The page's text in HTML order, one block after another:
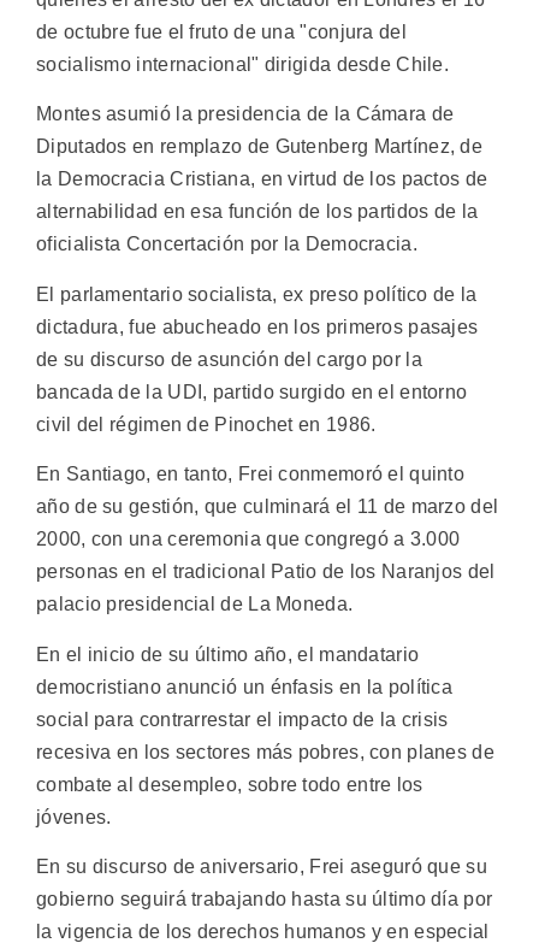
de octubre fue el fruto de una "conjura del
socialismo internacional" dirigida desde Chile.
Montes asumió la presidencia de la Cámara de
Diputados en remplazo de Gutenberg Martínez, de
la Democracia Cristiana, en virtud de los pactos de
alternabilidad en esa función de los partidos de la
oficialista Concertación por la Democracia.
El parlamentario socialista, ex preso político de la
dictadura, fue abucheado en los primeros pasajes
de su discurso de asunción del cargo por la
bancada de la UDI, partido surgido en el entorno
civil del régimen de Pinochet en 1986.
En Santiago, en tanto, Frei conmemoró el quinto
año de su gestión, que culminará el 11 de marzo del
2000, con una ceremonia que congregó a 3.000
personas en el tradicional Patio de los Naranjos del
palacio presidencial de La Moneda.
En el inicio de su último año, el mandatario
democristiano anunció un énfasis en la política
social para contrarrestar el impacto de la crisis
recesiva en los sectores más pobres, con planes de
combate al desempleo, sobre todo entre los
jóvenes.
En su discurso de aniversario, Frei aseguró que su
gobierno seguirá trabajando hasta su último día por
la vigencia de los derechos humanos y en especial